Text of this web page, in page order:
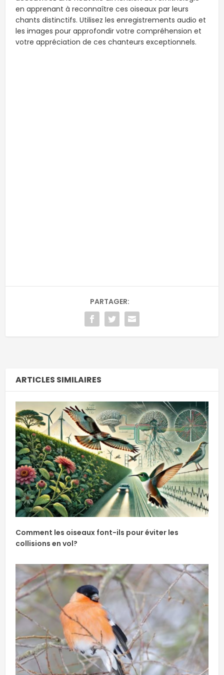
en apprenant à reconnaître ces oiseaux par leurs
chants distinctifs. Utilisez les enregistrements audio et
les images pour approfondir votre compréhension et
votre appréciation de ces chanteurs exceptionnels.
PARTAGER:
ARTICLES SIMILAIRES
Comment les oiseaux font-ils pour éviter les
collisions en vol?